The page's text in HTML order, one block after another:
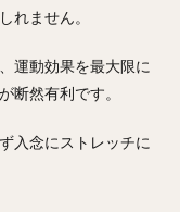
れません。
運動効果を最大限に
断然有利です。
入念にストレッチに